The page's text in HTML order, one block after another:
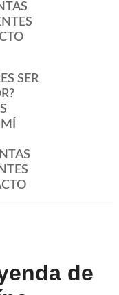
SER
de